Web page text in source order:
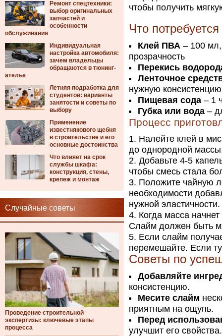
Ремонт спецтехники:
выбор оригинальных
запчастей и
особенности
обслуживания
Индивидуальная
настройка автомобиля:
зачем владельцы
обращаются в тюнинг-
ателье
Летняя подработка для
студентов: варианты
занятости и советы по
выбору
Применение
известнякового щебня
в строительстве и его
основные достоинства
Что влияет на срок
службы шкафа:
конструкция, стены,
крепеж и монтаж
Случайные советы
Проведение строительной
экспертизы: ключевые этапы
процесса
чтобы получить
Что
Клей ПВА – 100
прозрачность
Перекись
Ленточное
нужную консистенцию
Пищевая сода – 1
Губка или вода –
Процесс
Налейте клей в
до однородной
Добавьте 4-5
чтобы смесь стала
Положите чайную
необходимости
нужной эластичности.
Когда масса
Слайм должен быть
Если слайм
перемешайте. Если
Советы по
Добавляйте
консистенцию.
Месите слайм
приятным на ощупь.
Перед
улучшит его свойства.